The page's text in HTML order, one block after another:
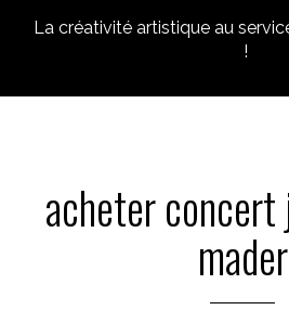
La créativité artistique au
!
acheter concert
mader